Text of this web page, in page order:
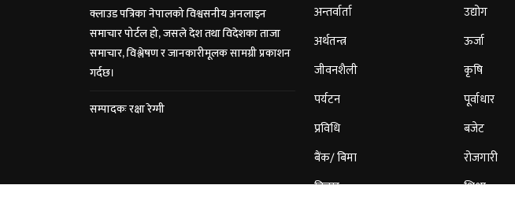
क्लाउड पत्रिका नेपालको विश्वसनीय अनलाइन
समाचार पोर्टल हो, जसले देश तथा विदेशका ताजा
समाचार, विश्लेषण र जानकारीमूलक सामग्री प्रकाशन
गर्दछ।
सम्पादकः रक्षा रेग्मी
अन्तर्वार्ता
अर्थतन्त्र
जीवनशैली
पर्यटन
प्रविधि
बैंक/ बिमा
विचार
उद्योग
ऊर्जा
कृषि
पूर्वाधार
बजेट
रोजगारी
शिक्षा